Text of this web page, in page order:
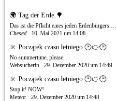
🌍 Tag der Erde 🌳
Das ist die Pflicht eines jeden Erdenbürgers.…
Chesed
10. Mai 2021 um 14:08
🔆 Początek czasu letniego 🕑👉🕒
No summertime, please.
Websucherin
29. Dezember 2020 um 14:49
🔆 Początek czasu letniego 🕑👉🕒
Stop it! NOW!
Meteor
29. Dezember 2020 um 14:48